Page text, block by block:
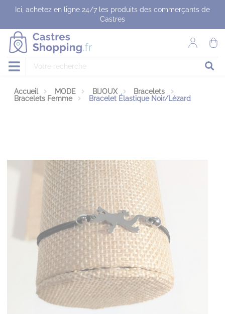
Ici, achetez en ligne 24/7 les produits des commerçants de
Castres
Accueil MODE BIJOUX
Bracelets
Bracelets Femme
Bracelet Élastique Noir/Lézard
Panneau de gestion des cookies